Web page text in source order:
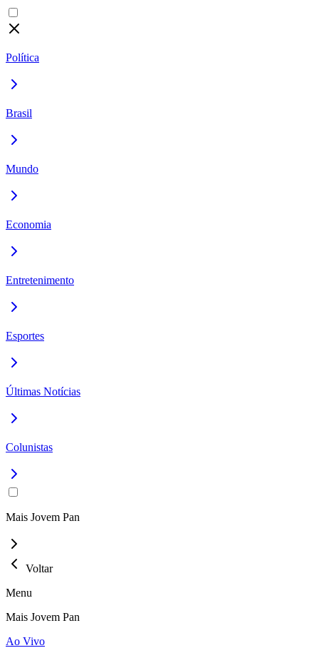
Política
Brasil
Mundo
Economia
Entretenimento
Esportes
Últimas Notícias
Colunistas
Mais Jovem Pan
Voltar
Menu
Mais Jovem Pan
Ao Vivo